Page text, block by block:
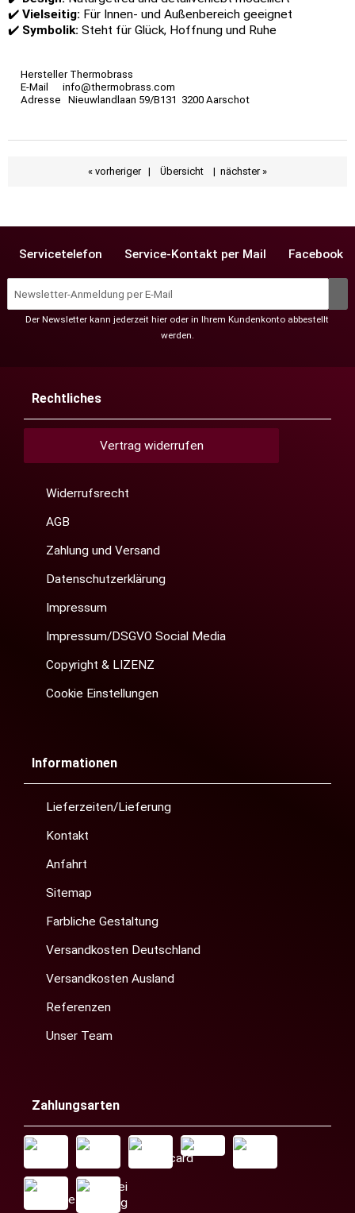
✔️ Vielseitig: Für Innen- und Außenbereich geeignet
✔️ Symbolik: Steht für Glück, Hoffnung und Ruhe
Hersteller Thermobrass
E-Mail info@thermobrass.com
Adresse Nieuwlandlaan 59/B131 3200 Aarschot
« vorheriger| Übersicht | nächster »
Servicetelefon Service-Kontakt per Mail Facebook
Der Newsletter kann jederzeit hier oder in Ihrem Kundenkonto abbestellt
werden.
Rechtliches
Vertrag widerrufen
Widerrufsrecht
AGB
Zahlung und Versand
Datenschutzerklärung
Impressum
Impressum/DSGVO Social Media
Copyright & LIZENZ
Cookie Einstellungen
Informationen
Lieferzeiten/Lieferung
Kontakt
Anfahrt
Sitemap
Farbliche Gestaltung
Versandkosten Deutschland
Versandkosten Ausland
Referenzen
Unser Team
Zahlungsarten